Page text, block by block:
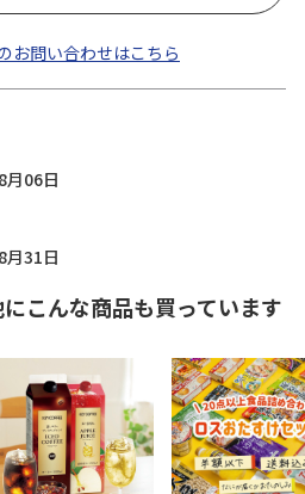
お問い合わせはこちら
月06日
月31日
こんな商品も買っています